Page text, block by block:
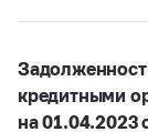
кредитными
на 01.04.2023